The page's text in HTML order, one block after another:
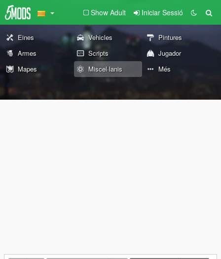
Show Adult Iniciar Sessió
Eines Vehicles
Pintures
Armes
Scripts
Jugador
Mapes
Miscel·lanis Més